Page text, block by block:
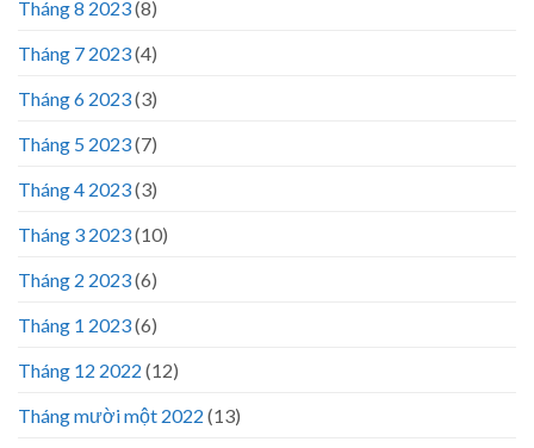
Tháng 8 2023(8)
Tháng 7 2023(4)
Tháng 6 2023(3)
Tháng 5 2023(7)
Tháng 4 2023(3)
Tháng 3 2023(10)
Tháng 2 2023(6)
Tháng 1 2023(6)
Tháng 12 2022 (12)
Tháng mười một 2022 (13)